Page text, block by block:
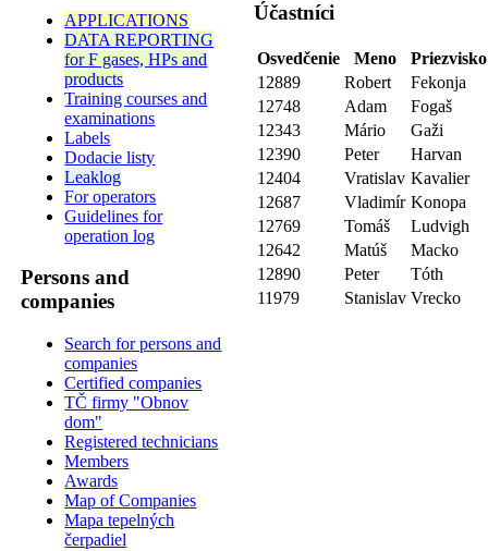
APPLICATIONS
DATA REPORTING
for F gases, HPs and
products
Training courses and
examinations
Labels
Dodacie listy
Leaklog
For operators
Guidelines for
operation log
Persons and
companies
Search for persons and
companies
Certified companies
TČ firmy "Obnov
dom"
Registered technicians
Members
Awards
Map of Companies
Mapa tepelných
čerpadiel
Účastníci
Osvedčenie Meno
Priezvisko
12889
Robert
Fekonja
12748
Adam
Fogaš
12343
Mário
Gaži
12390
Peter
Harvan
12404
Vratislav Kavalier
12687
Vladimír Konopa
12769
Tomáš
Ludvigh
12642
Matúš
Macko
12890
Peter
Tóth
11979
Stanislav Vrecko